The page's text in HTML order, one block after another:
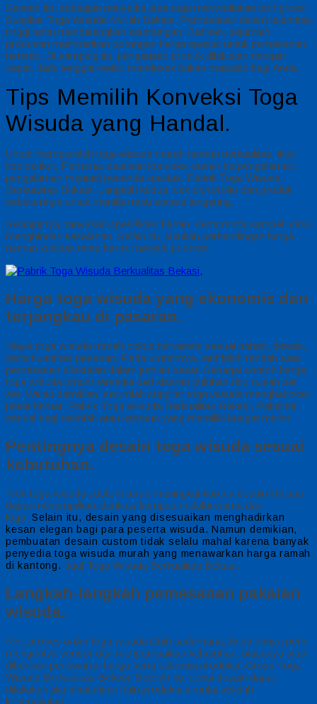
Setelah itu, sebagian penyedia jasa toga menyediakan tarif grosir.
Supplier Toga Wisuda Murah Bekasi, Pemesanan dalam kuantitas
tinggi tentu mendatangkan keuntungan. Bahkan, sejumlah
produsen memberikan potongan harga spesial untuk pemesanan
tertentu. Di samping itu, pengerjaan produk dilakukan dengan
cepat. Jadi, tenggat waktu mendesak bukan masalah bagi Anda.
Tips Memilih Konveksi Toga
Wisuda yang Handal.
Untuk memperoleh toga wisuda murah namun berkualitas, ikuti
tips berikut. Pertama, pastikan konveksi sudah berpengalaman,
pengalaman menjadi penanda kualitas. Pabrik Toga Wisuda
Berkualitas Bekasi, Langkah kedua, cek portofolio dan produk
sebelumnya untuk menilai mutu secara langsung.
Selanjutnya, tanyakan spesifikasi bahan, serta minta sampel untuk
menghindari kesalahan. Selain itu, lakukan perbandingan harga,
namun kualitas tetap harus menjadi prioritas.
Harga toga wisuda yang ekonomis dan
terjangkau di pasaran.
Biaya toga wisuda murah cukup bervariasi sesuai bahan, desain,
serta kuantitas pesanan. Pada umumnya, tarif lebih rendah saat
pemesanan dilakukan dalam jumlah besar. Sebagai contoh harga,
toga wisuda umum tersedia dari kisaran puluhan ribu rupiah per
set. Walau demikian, sejumlah supplier toga wisuda menghadirkan
paket hemat. Pabrik Toga Wisuda Berkualitas Bekasi, Paket ini
sesuai bagi sekolah atau kampus yang memiliki budget minim.
Pentingnya desain toga wisuda sesuai
kebutuhan.
Tren toga wisuda custom terus meningkat karena desain khusus
dapat menampilkan identitas kampus melalui warna dan
logo. Selain itu, desain yang disesuaikan menghadirkan
kesan elegan bagi para peserta wisuda.Namun demikian,
pembuatan desain custom tidak selalu mahal karena banyak
penyedia toga wisuda murah yang menawarkan harga ramah
di kantong. Jual Toga Wisuda Berkualitas Bekasi,
Langkah-langkah pemesanan pakaian
wisuda.
Kini, proses order toga wisuda lebih sederhana, Anda hanya perlu
mengontak vendor dan menyampaikan kebutuhan, biasanya akan
diberikan penawaran harga serta estimasi produksi. Grosir Toga
Wisuda Berkualitas Bekasi, Setelah itu, revisi desain dapat
dilakukan jika dibutuhkan, lalu produksi dimulai setelah
kesepakatan.